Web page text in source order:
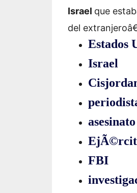
Israel que
del
Estados
Israel
asesinato
FBI